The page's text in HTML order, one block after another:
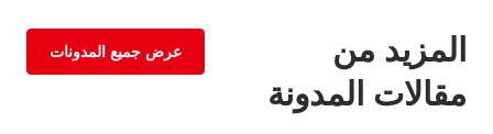
المزيد من
مقالات المدونة
عرض جميع المدونات